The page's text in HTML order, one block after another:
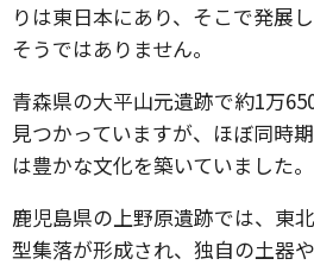
りは東日本にあり、そこで発展
そうではありません。
青森県の大平山元遺跡で約1万
見つかっていますが、ほぼ同時
は豊かな文化を築いていました。
鹿児島県の上野原遺跡では、東
型集落が形成され、独自の土器